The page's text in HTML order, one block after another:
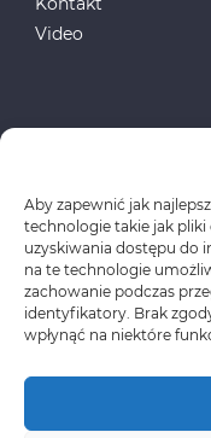
Aby zapewnić jak
technologie takie jak
uzyskiwania dostępu do
na te technologie
zachowanie podczas
identyfikatory. Brak
wpłynąć na niektóre
Video
Fundusze
Polityka